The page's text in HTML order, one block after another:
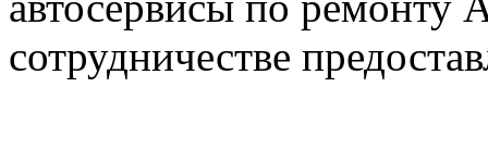
сотрудничестве